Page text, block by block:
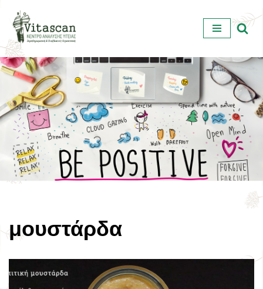
Μεταπηδήστε
στο
περιεχόμενο
μουστάρδα